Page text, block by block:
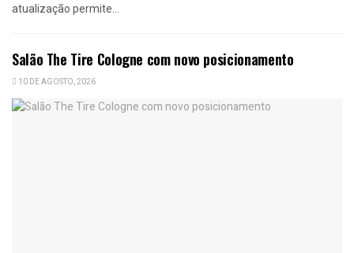
atualização permite...
Salão The Tire Cologne com novo posicionamento
10 DE AGOSTO, 2026